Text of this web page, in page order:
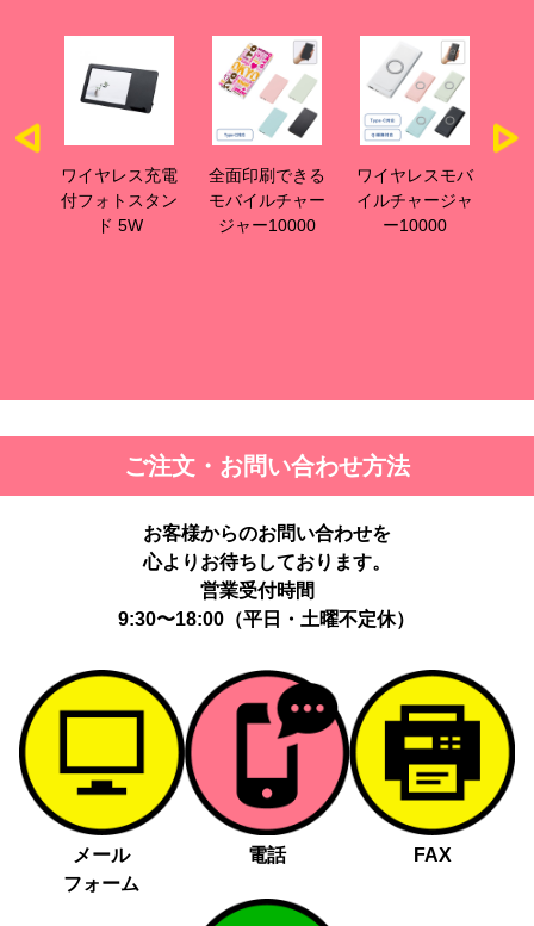
ス充電
スタン
全面印刷できる
モバイルチャー
ジャー10000
ワイヤレスモバ
イルチャージャ
ー10000
スタンドワイヤ
レス充電器コン
パクトタイプ
ご注文・お問い合わせ方法
お客様からのお問い合わせを
心よりお待ちしております。
営業受付時間
9:30〜18:00（平日・土曜不定休）
メール
フォーム
電話 FAX